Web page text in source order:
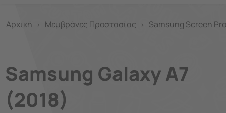
Αρχική > Μεμβράνες Προστασίας > Samsung Screen
Samsung Galaxy A7
(2018)